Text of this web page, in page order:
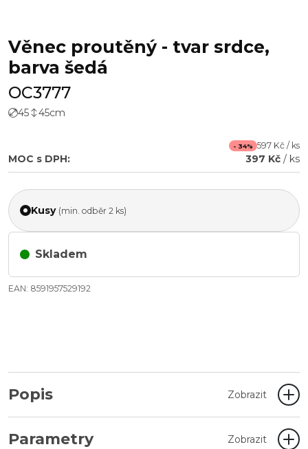
Věnec proutěný - tvar srdce,
barva šedá
OC3777
45 45cm
- 34% 597 Kč / ks
MOC s DPH: 397 Kč / ks
Kusy (min. odběr 2 ks)
Skladem
EAN: 8591957529192
Popis Zobrazit
Parametry Zobrazit